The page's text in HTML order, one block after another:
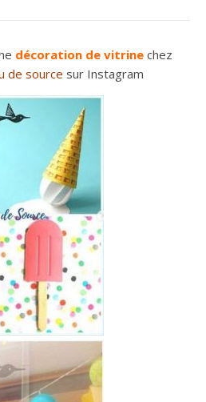
décoration de vitrinechez
de source sur Instagram